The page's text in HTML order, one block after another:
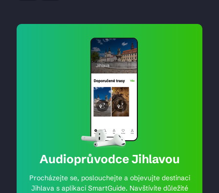
Audioprůvodce Jihlavou
Procházejte se, poslouchejte a objevujte destinaci
Jihlava s aplikací SmartGuide. Navštívíte důležité